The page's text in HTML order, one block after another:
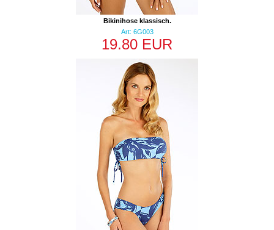
Bikinihose klassisch.
Art: 6G003
19.80 EUR